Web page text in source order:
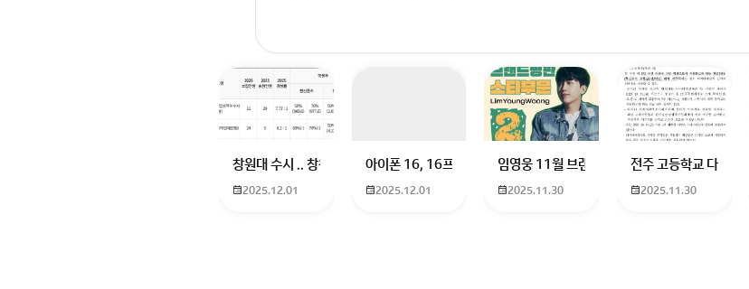
회원가입 혹은 광고 [X]를 누르면 내용이 보입니다
창원대 수시 .. 창원대를 목표로 하고 있는 09년생입니다 지금 제 내신이 5등급제 기준으로
2025.12.01
아이폰 16, 16프로 케이스 호환 가능한가요? 16을 쓰고 있는데 일반형은
2025.12.01
임영웅 11월 브랜드평판 순위 알고싶어요 임영
2025.11.30
전주 고등학교 다자녀
2025.11.30